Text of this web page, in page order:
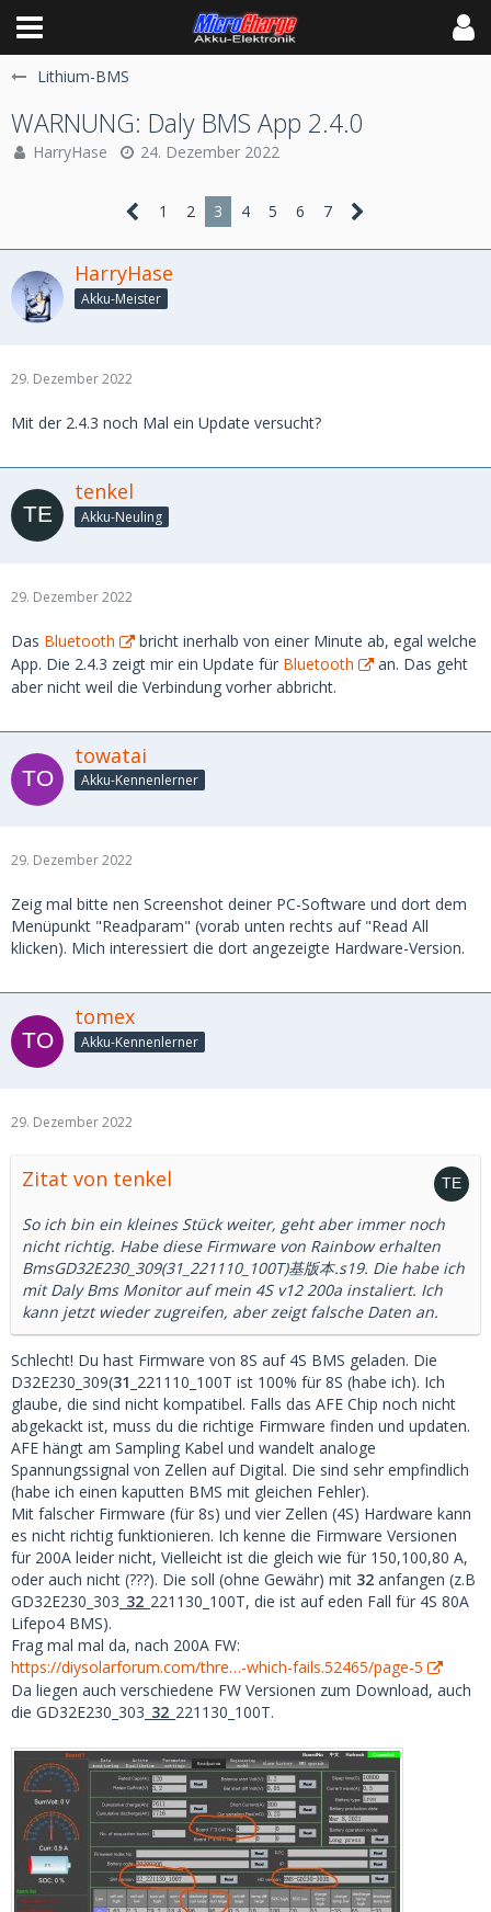
Lithium-BMS
WARNUNG: Daly BMS App 2.4.0
HarryHase 24. Dezember 2022
1 2 3 4 5 6 7
HarryHase
Akku-Meister
29. Dezember 2022
Mit der 2.4.3 noch Mal ein Update versucht?
tenkel
Akku-Neuling
29. Dezember 2022
Das Bluetooth
bricht inerhalb von einer Minute ab, egal welche
App. Die 2.4.3 zeigt mir ein Update für Bluetooth
an. Das geht
aber nicht weil die Verbindung vorher abbricht.
towatai
Akku-Kennenlerner
29. Dezember 2022
Zeig mal bitte nen Screenshot deiner PC-Software und dort dem
Menüpunkt "Readparam" (vorab unten rechts auf "Read All
klicken). Mich interessiert die dort angezeigte Hardware-Version.
tomex
Akku-Kennenlerner
29. Dezember 2022
Zitat von tenkel
So ich bin ein kleines Stück weiter, geht aber immer noch
nicht richtig. Habe diese Firmware von Rainbow erhalten
BmsGD32E230_309(31_221110_100T)基版本.s19. Die habe ich
mit Daly Bms Monitor auf mein 4S v12 200a instaliert. Ich
kann jetzt wieder zugreifen, aber zeigt falsche Daten an.
Schlecht! Du hast Firmware von 8S auf 4S BMS geladen. Die
D32E230_309(31 _221110_100T ist 100% für 8S (habe ich). Ich
glaube, die sind nicht kompatibel. Falls das AFE Chip noch nicht
abgekackt ist, muss du die richtige Firmware finden und updaten.
AFE hängt am Sampling Kabel und wandelt analoge
Spannungssignal von Zellen auf Digital. Die sind sehr empfindlich
(habe ich einen kaputten BMS mit gleichen Fehler).
Mit falscher Firmware (für 8s) und vier Zellen (4S) Hardware kann
es nicht richtig funktionieren. Ich kenne die Firmware Versionen
für 200A leider nicht, Vielleicht ist die gleich wie für 150,100,80 A,
oder auch nicht (???). Die soll (ohne Gewähr) mit 32 anfangen (z.B
GD32E230_303_ 32 _221130_100T, die ist auf eden Fall für 4S 80A
Lifepo4 BMS).
Frag mal mal da, nach 200A FW:
https://diysolarforum.com/thre…-which-fails.52465/page-5
Da liegen auch verschiedene FW Versionen zum Download, auch
die GD32E230_303_ 32 _221130_100T.